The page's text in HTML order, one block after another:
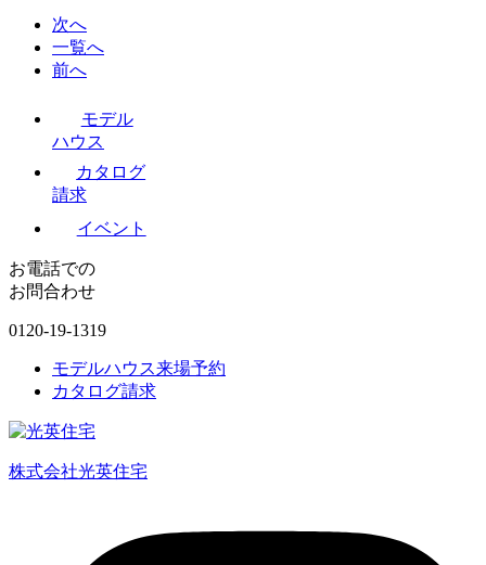
次へ
一覧へ
前へ
モデル
ハウス
カタログ
請求
イベント
お電話での
お問合わせ
0120-19-1319
モデルハウス来場予約
カタログ請求
株式会社光英住宅